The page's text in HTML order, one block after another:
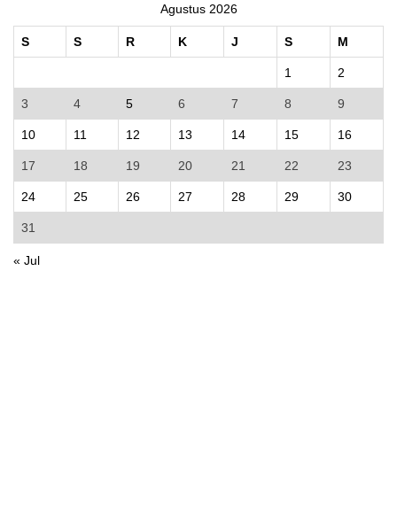
Agustus 2026
S S R K J S M
1 2
3 4 5 6 7 8 9
10 11 12 13 14 15 16
17 18 19 20 21 22 23
24 25 26 27 28 29 30
31
« Jul